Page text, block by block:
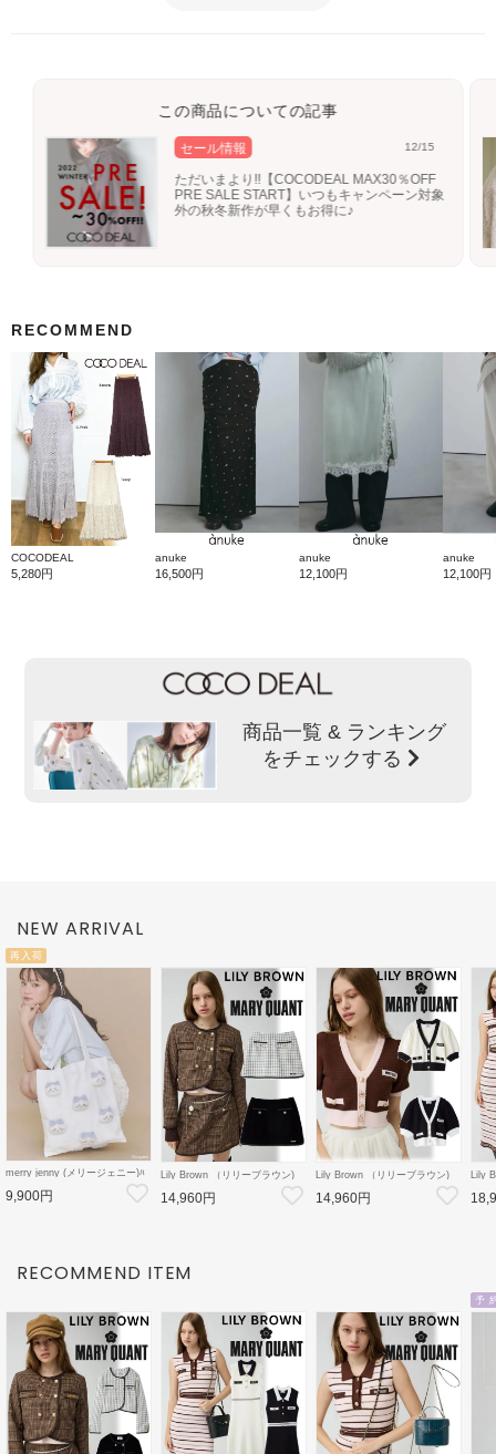
この商品についての記事
セール情報 12/15
ただいまより!!【COCODEAL MAX30％OFF
PRE SALE START】いつもキャンペーン対象
外の秋冬新作が早くもお得に♪
RECOMMEND
COCODEAL
5,280円
anuke
16,500円
anuke
12,100円
anuke
12,100円
商品一覧 & ランキング
をチェックする
NEW ARRIVAL
再入荷
merry jenny (メリージェニー)ﾊ
【2826419012】トートバッグ
【ちいかわコラボ】
9,900円
Lily Brown （リリーブラウン)
【LB×MARY QUANT】ミニス
カート 26秋冬
【LWFS264101】フレアスカー
14,960円
Lily Brown （リリーブラウン)
【LB×MARY QUANT】ニット
カーディガン 26秋冬
【LWND264109】カーディガン
14,960円
Lily
ット
【
RECOMMEND ITEM
予